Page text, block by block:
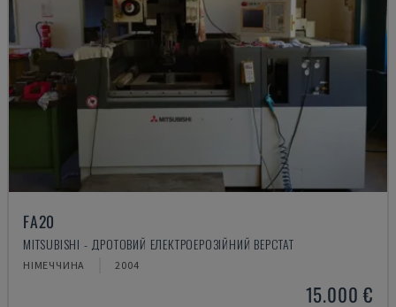
FA20
MITSUBISHI - ДРОТОВИЙ ЕЛЕКТРОЕРОЗІЙНИЙ ВЕРСТАТ
НІМЕЧЧИНА 2004
15.000 €